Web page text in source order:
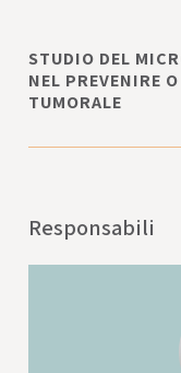
STUDIO DEL
NEL PREVENIRE
TUMORALE
Responsabili